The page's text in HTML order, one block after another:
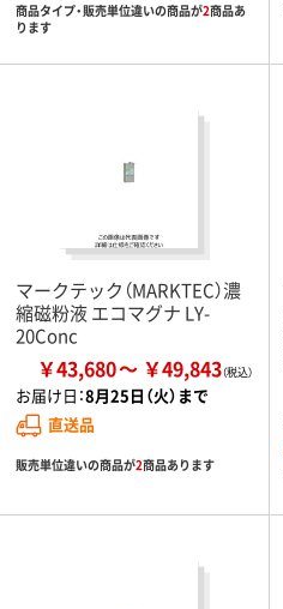
商品タイプ・販売単位違いの商品が2商品あ
ります
マークテック（MARKTEC）濃
縮磁粉液 エコマグナ LY-
20Conc
￥43,680 ￥49,843
お届け日：8月25日（火）まで
直送品
販売単位違いの商品が2商品あります